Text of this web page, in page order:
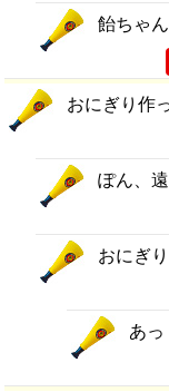
飴ちゃ
おにぎり作
ぽん、
おにぎ
あ